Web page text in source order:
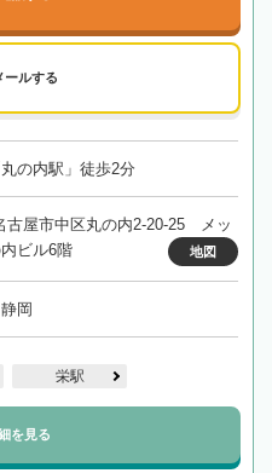
ールする
の内駅」徒歩2分
古屋市中区丸の内2-20-25 メッ
ビル6階
地図
岡
栄駅
を見る